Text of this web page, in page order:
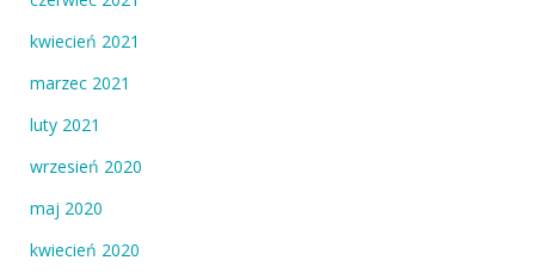
kwiecień 2021
marzec 2021
luty 2021
wrzesień 2020
maj 2020
kwiecień 2020